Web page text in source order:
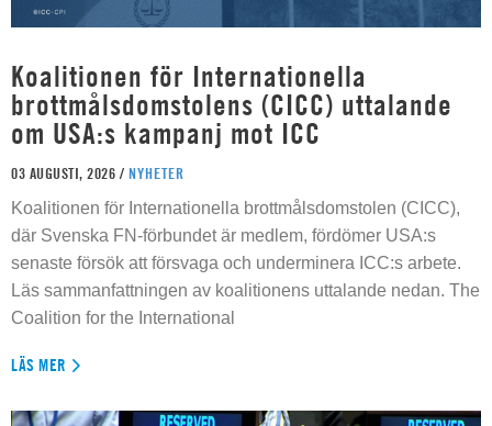
Koalitionen för Internationella
brottmålsdomstolens (CICC) uttalande
om USA:s kampanj mot ICC
03 AUGUSTI, 2026 / NYHETER
Koalitionen för Internationella brottmålsdomstolen (CICC),
där Svenska FN-förbundet är medlem, fördömer USA:s
senaste försök att försvaga och underminera ICC:s arbete.
Läs sammanfattningen av koalitionens uttalande nedan. The
Coalition for the International
LÄS MER